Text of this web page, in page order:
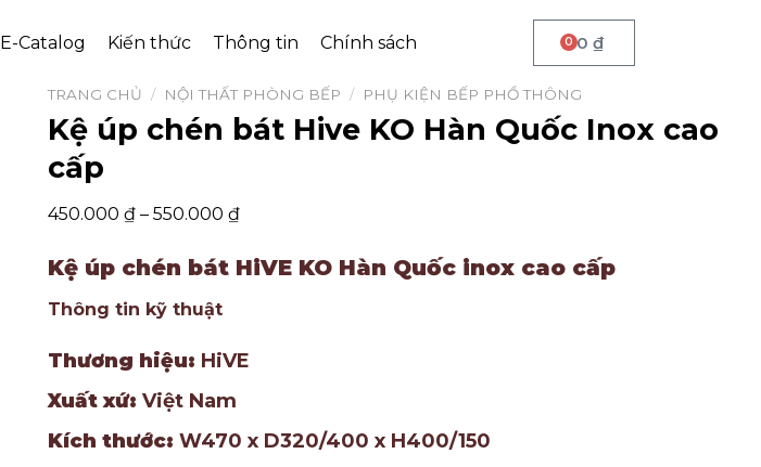
E-Catalog Kiến thức Thông tin Chính sách 0 ₫
0
TRANG CHỦ / NỘI THẤT PHÒNG BẾP / PHỤ KIỆN BẾP PHỔ THÔNG
Kệ úp chén bát Hive KO Hàn Quốc Inox cao
cấp
450.000 ₫ – 550.000 ₫
Kệ úp chén bát HiVE KO Hàn Quốc inox cao cấp
Thông tin kỹ thuật
Thương hiệu: HiVE
Xuất xứ: Việt Nam
Kích thước: W470 x D320/400 x H400/150